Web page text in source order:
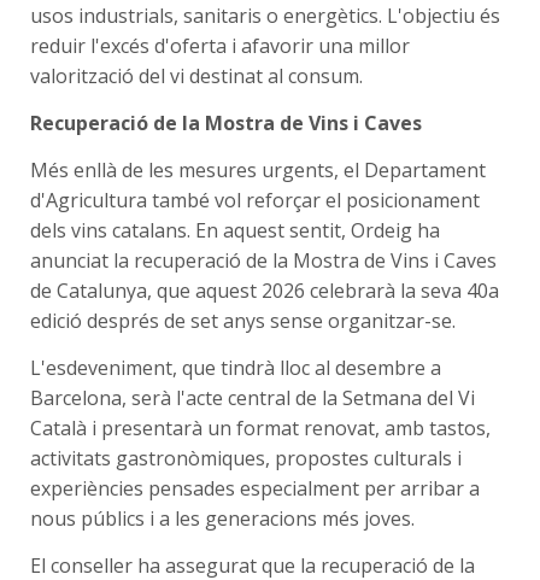
usos industrials, sanitaris o energètics. L'objectiu és
reduir l'excés d'oferta i afavorir una millor
valorització del vi destinat al consum.
Recuperació de la Mostra de Vins i Caves
Més enllà de les mesures urgents, el Departament
d'Agricultura també vol reforçar el posicionament
dels vins catalans. En aquest sentit, Ordeig ha
anunciat la recuperació de la Mostra de Vins i Caves
de Catalunya, que aquest 2026 celebrarà la seva 40a
edició després de set anys sense organitzar-se.
L'esdeveniment, que tindrà lloc al desembre a
Barcelona, serà l'acte central de la Setmana del Vi
Català i presentarà un format renovat, amb tastos,
activitats gastronòmiques, propostes culturals i
experiències pensades especialment per arribar a
nous públics i a les generacions més joves.
El conseller ha assegurat que la recuperació de la